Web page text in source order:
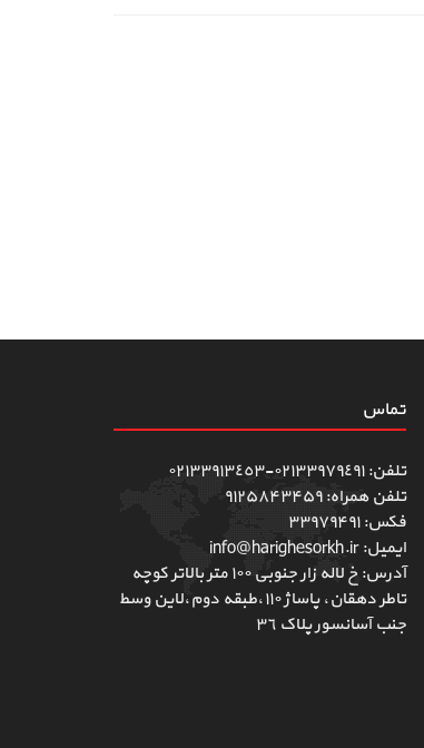
تماس
تلفن: ٠٢١٣٣٩٧٩٤٩١-٠٢١٣٣٩١٣٤٥٣
تلفن همراه: ۹۱۲۵۸۴۳۴۵۹
فکس: ۳۳۹۷۹۴۹۱
ایمیل: info@harighesorkh.ir
آدرس: خ لاله زار جنوبی ١٠٠ متر بالاتر کوچه
تاطر دهقان، پاساژ ١١٠،طبقه دوم،لاین وسط
جنب آسانسور پلاک ٣٦